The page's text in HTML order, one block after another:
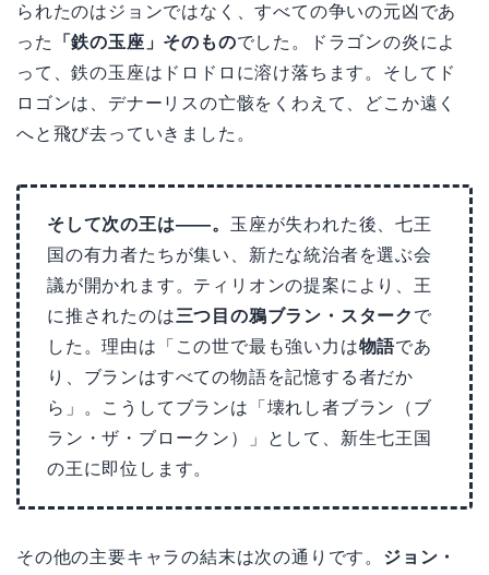
られたのはジョンではなく、すべての争いの元凶であ
った
「鉄の玉座」そのものでした。ドラゴンの炎によ
って、鉄の玉座はドロドロに溶け落ちます。そしてド
ロゴンは、デナーリスの亡骸をくわえて、どこか遠く
へと飛び去っていきました。
そして次の王は――。 玉座が失われた後、七王
国の有力者たちが集い、新たな統治者を選ぶ会
議が開かれます。ティリオンの提案により、王
に推されたのは三つ目の鴉ブラン・スターク で
した。理由は「この世で最も強い力は物語であ
り、ブランはすべての物語を記憶する者だか
ら」。こうしてブランは「壊れし者ブラン（ブ
ラン・ザ・ブロークン）」として、新生七王国
の王に即位します。
その他の主要キャラの結末は次の通りです。 ジョン・